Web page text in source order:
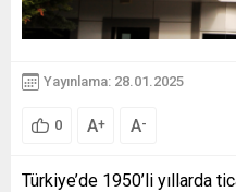
Yayınlama: 28.01.2025
0 A+ A-
Türkiye’de 1950’li yıllarda